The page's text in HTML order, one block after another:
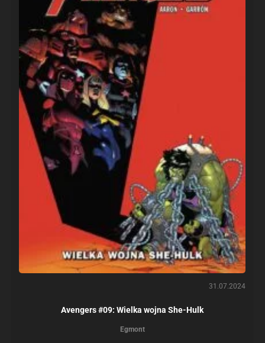
31.07.2024
Avengers #09: Wielka wojna She-Hulk
Egmont